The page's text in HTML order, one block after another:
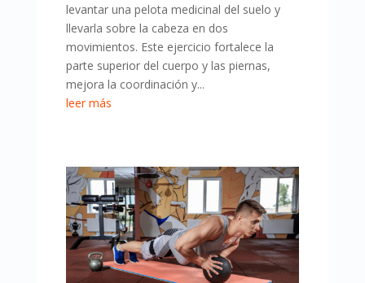
levantar una pelota medicinal del suelo y
llevarla sobre la cabeza en dos
movimientos. Este ejercicio fortalece la
parte superior del cuerpo y las piernas,
mejora la coordinación y...
leer más